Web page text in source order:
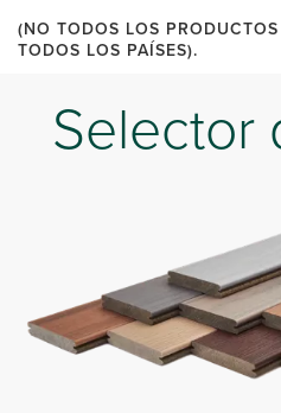
(NO TODOS LOS
TODOS LOS PAÍSES).
Selector